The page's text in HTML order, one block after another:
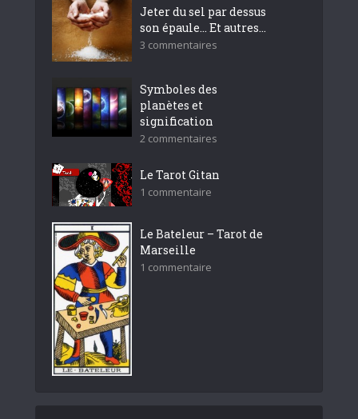
Jeter du sel par dessus
son épaule… Et autres...
3 commentaires
Symboles des
planètes et
signification
2 commentaires
Le Tarot Gitan
1 commentaire
Le Bateleur – Tarot de
Marseille
1 commentaire